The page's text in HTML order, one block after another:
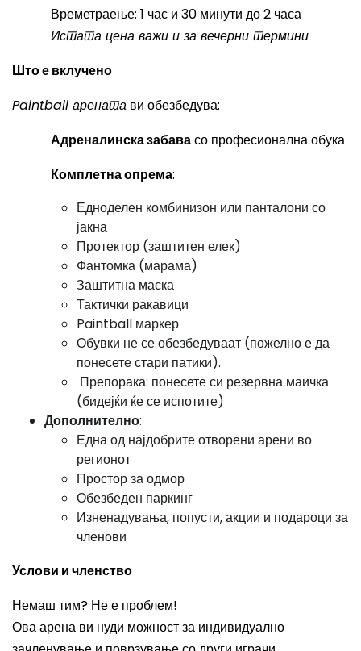
Времетраење: 1 час и 30 минути до 2 часа
Истата цена важи и за вечерни термини
Што е вклучено
Paintball арената ви обезбедува:
Адреналинска забавасо професионална обука
Комплетна опрема:
Едноделен комбинизон или панталони со
јакна
Протектор (заштитен елек)
Фантомка (марама)
Заштитна маска
Тактички ракавици
Paintball маркер
Обувки не се обезбедуваат (пожелно е да
понесете стари патики).
Препорака: понесете си резервна маичка
(бидејќи ќе се испотите)
Дополнително:
Една од најдобрите отворени арени во
регионот
Простор за одмор
Обезбеден паркинг
Изненадувања, попусти, акции и подароци за
членови
Услови и членство
Немаш тим? Не е проблем!
Ова арена ви нуди можност за индивидуално